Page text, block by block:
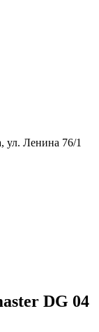
ул. Ленина 76/1
DG 04